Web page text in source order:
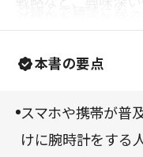
れている。
れまですでに多く
定着させる一助と
本書の要点
スマホや携帯が普
けに腕時計をする